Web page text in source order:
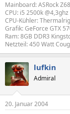
Mainboard: ASRock
CPU: i5 2500k @4,3ghz
CPU-Kühler:
Grafik: GeForce GTX
Ram: 8GB DDR3
Netzteil: 450 Watt
lufkin
Admiral
20. Januar 2004